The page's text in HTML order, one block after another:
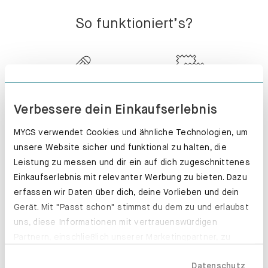
Verbessere dein Einkaufserlebnis
MYCS verwendet Cookies und ähnliche Technologien, um
unsere Website sicher und funktional zu halten, die
Leistung zu messen und dir ein auf dich zugeschnittenes
Einkaufserlebnis mit relevanter Werbung zu bieten. Dazu
erfassen wir Daten über dich, deine Vorlieben und dein
Gerät. Mit "Passt schon" stimmst du dem zu und erlaubst
uns, diese Informationen mit vertrauenswürdigen
Datenschutz
So funktioniert’s?
PASSFORM
MATERIALIEN
KUNDENSERVICE
MONTIERT -
PERFEKT!